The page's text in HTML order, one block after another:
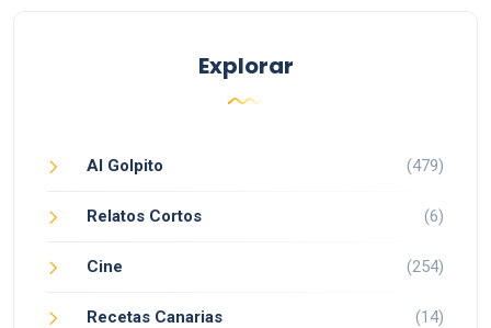
Explorar
Al Golpito (479)
Relatos Cortos (6)
Cine (254)
Recetas Canarias (14)